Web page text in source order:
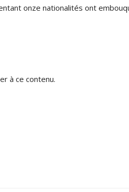
onze nationalités ont
à ce contenu.